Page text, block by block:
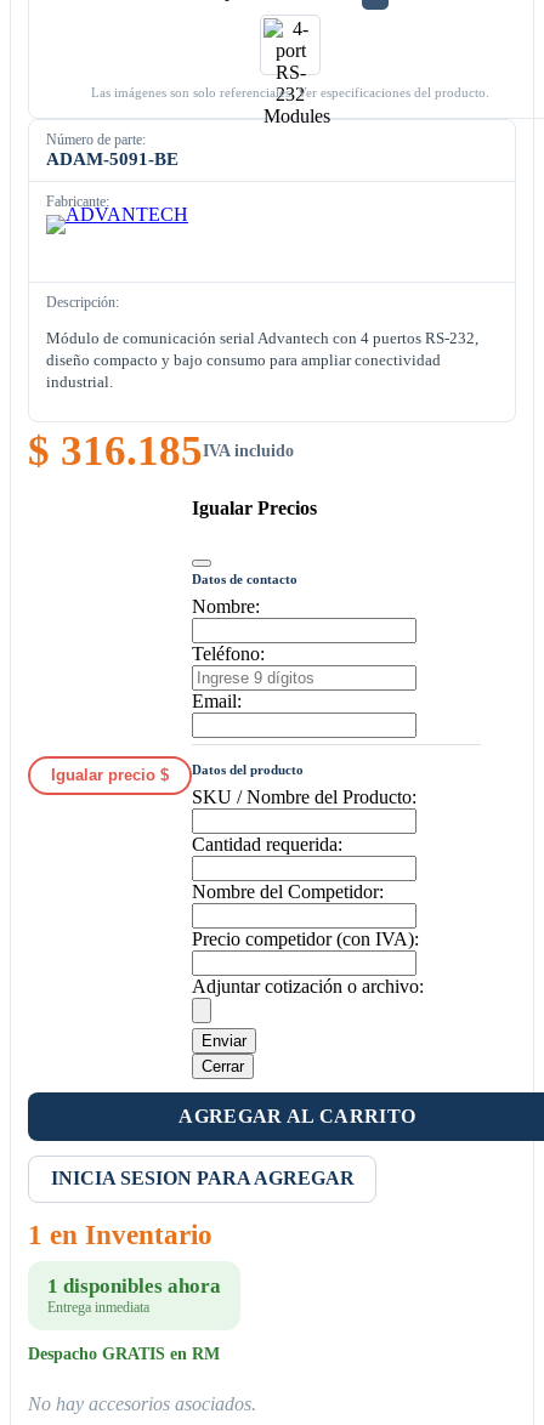
Las imágenes son solo referenciales. Ver especificaciones del producto.
Número de parte:
ADAM-5091-BE
Fabricante:
Descripción:
Módulo de comunicación serial Advantech con 4 puertos RS-232,
diseño compacto y bajo consumo para ampliar conectividad
industrial.
$ 316.185IVA incluido
Igualar precio $
Igualar Precios
Datos de contacto
Nombre:
Teléfono:
Email:
Datos del producto
SKU / Nombre del Producto:
Cantidad requerida:
Nombre del Competidor:
Precio competidor (con IVA):
Adjuntar cotización o archivo:
Enviar
Cerrar
AGREGAR AL CARRITO
INICIA SESION PARA AGREGAR
1 en Inventario
1 disponibles ahora
Entrega inmediata
Despacho GRATIS en RM
No hay accesorios asociados.